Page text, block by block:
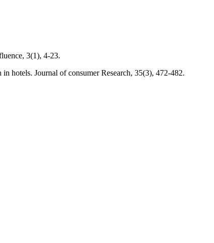
3(1), 4-23.
hotels. Journal of consumer Research, 35(3), 472-482.